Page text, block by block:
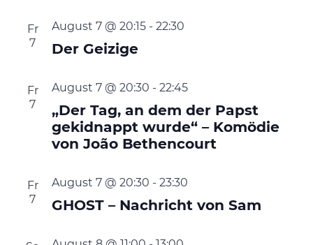
Fr
7
Der Geizige
August 7 @ 20:15- 22:30
Fr
7
„Der Tag, an dem der Papst
gekidnappt wurde“ – Komödie
von João Bethencourt
August 7 @ 20:30 - 22:45
Fr
7
GHOST – Nachricht von Sam
August 7 @ 20:30 - 23:30